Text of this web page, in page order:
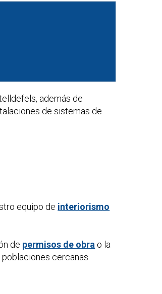
además de
de sistemas de
equipo de interiorismo
de permisos de obra o la
cercanas.